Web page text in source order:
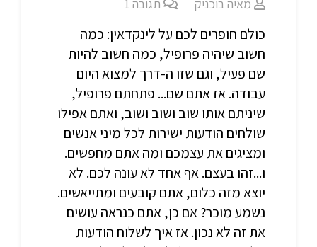
מאיה בוכניק תגובה1
כולם חופרים לכם על לינקדאין: כמה
חשוב שיהיה פרופיל, כמה חשוב להיות
שם פעיל, וגם שזו ה-דרך למצוא היום
עבודה. אז אתם שם... פתחתם פרופיל,
שיניתם אותו שוב ושוב ושוב, ואתם אפילו
שולחים הודעות ישירות לכל מיני אנשים
ומציגים את עצמכם ומה אתם מחפשים.
ו...זהו בעצם. אף אחד לא עונה לכם. לא
יוצא מזה כלום, אתם קובעים ומתייאשים.
נשמע מוכר? אם כן, אתם כנראה עושים
את זה לא נכון. אז איך לשלוח הודעות